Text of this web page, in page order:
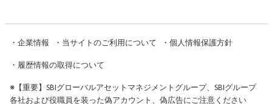
・ 企業情報 ・ 当サイトのご利用について ・ 個人情報保護方針
・ 履歴情報の取得について
※【重要】SBIグローバルアセットマネジメントグループ、SBIグループ
各社および役職員を装った偽アカウント、偽広告にご注意ください